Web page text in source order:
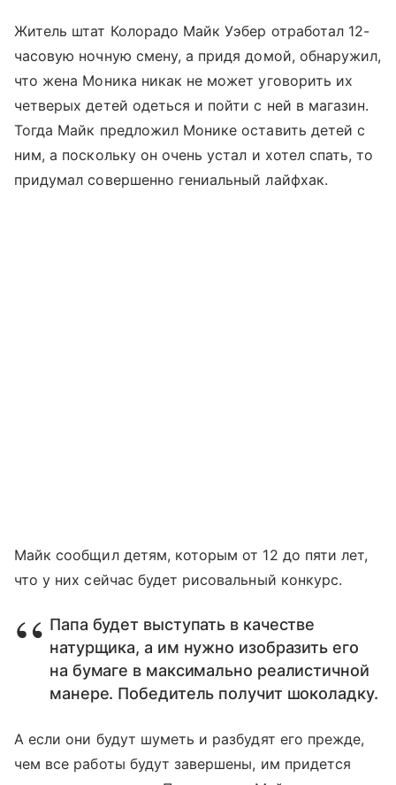
Житель штат Колорадо Майк Уэбер отработал 12-
часовую ночную смену, а придя домой, обнаружил,
что жена Моника никак не может уговорить их
четверых детей одеться и пойти с ней в магазин.
Тогда Майк предложил Монике оставить детей с
ним, а поскольку он очень устал и хотел спать, то
придумал совершенно гениальный лайфхак.
Майк сообщил детям, которым от 12 до пяти лет,
что у них сейчас будет рисовальный конкурс.
Папа будет выступать в качестве
натурщика, а им нужно изобразить его
на бумаге в максимально реалистичной
манере. Победитель получит шоколадку.
А если они будут шуметь и разбудят его прежде,
чем все работы будут завершены, им придется